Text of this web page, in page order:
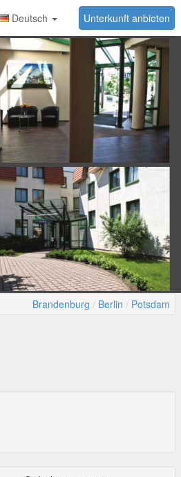
Unterkunft anbieten
Deutsch
Brandenburg Berlin Potsdam